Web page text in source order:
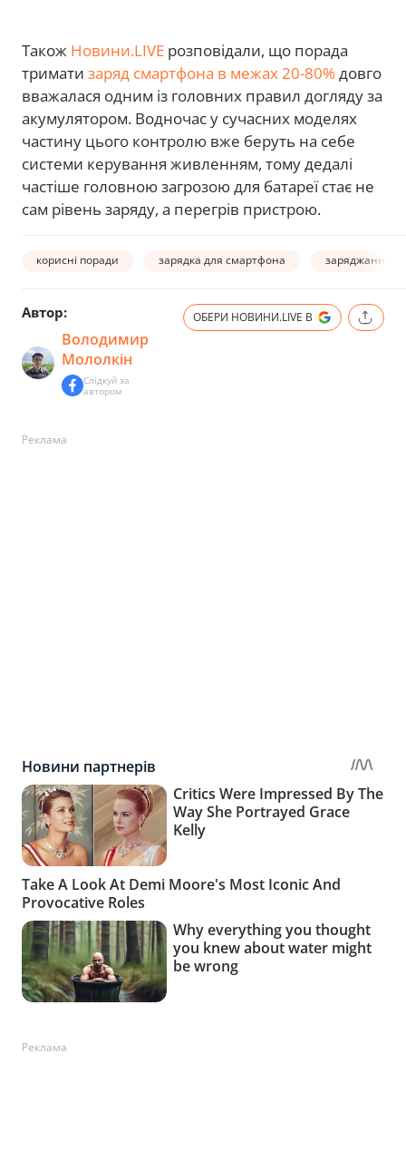
Також Новини.LIVE розповідали, що порада
тримати заряд смартфона в межах 20-80%довго
вважалася одним із головних правил догляду за
акумулятором. Водночас у сучасних моделях
частину цього контролю вже беруть на себе
системи керування живленням, тому дедалі
частіше головною загрозою для батареї стає не
сам рівень заряду, а перегрів пристрою.
корисні поради зарядка для смартфона заряджання
Автор:
Володимир
Мололкін
Слідкуй за
автором
ОБЕРИ НОВИНИ.LIVE В
Реклама
Реклама